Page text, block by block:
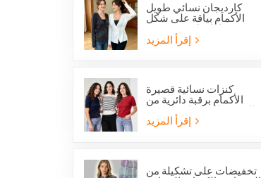
كارديجان نسائي طويل
الأكمام بياقة على شكل
حرف V مع رباط جانبي
أمامي
كنزات نسائية قصيرة
الأكمام برقبة دائرية من
الصوف المحبوك، متوفرة
تخفيضات على تشكيلة من